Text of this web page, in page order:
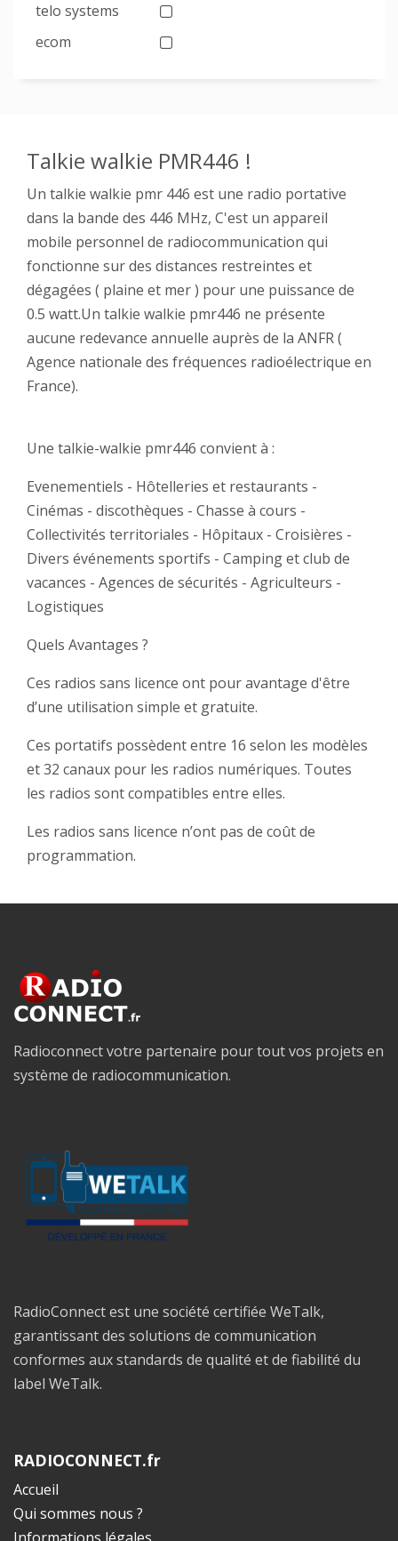
telo systems
ecom
Talkie walkie PMR446 !
Un talkie walkie pmr 446 est une radio portative
dans la bande des 446 MHz, C'est un appareil
mobile personnel de radiocommunication qui
fonctionne sur des distances restreintes et
dégagées ( plaine et mer ) pour une puissance de
0.5 watt.Un talkie walkie pmr446 ne présente
aucune redevance annuelle auprès de la ANFR (
Agence nationale des fréquences radioélectrique en
France).
Une talkie-walkie pmr446 convient à :
Evenementiels - Hôtelleries et restaurants -
Cinémas - discothèques - Chasse à cours -
Collectivités territoriales - Hôpitaux - Croisières -
Divers événements sportifs - Camping et club de
vacances - Agences de sécurités - Agriculteurs -
Logistiques
Quels Avantages ?
Ces radios sans licence ont pour avantage d'être
d’une utilisation simple et gratuite.
Ces portatifs possèdent entre 16 selon les modèles
et 32 canaux pour les radios numériques. Toutes
les radios sont compatibles entre elles.
Les radios sans licence n’ont pas de coût de
programmation.
Radioconnect votre partenaire pour tout vos projets en
système de radiocommunication.
RadioConnect est une société certifiée WeTalk,
garantissant des solutions de communication
conformes aux standards de qualité et de fiabilité du
label WeTalk.
RADIOCONNECT.fr
Accueil
Qui sommes nous ?